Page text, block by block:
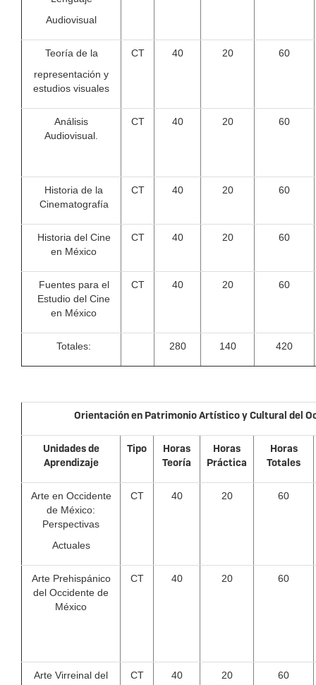
Audiovisual
Teoría de la
representación y
estudios visuales
CT 40 20 60
Análisis
Audiovisual.
CT 40 20 60
Historia de la
Cinematografía
CT 40 20 60
Historia del Cine
en México
CT 40 20 60
Fuentes para el
Estudio del Cine
en México
CT 40 20 60
Totales: 280 140 420
Orientación en Patrimonio Artístico y Cultural del
Unidades de
Aprendizaje
Tipo
Horas
Teoría
Horas
Práctica
Horas
Totales
Arte en Occidente
de México:
Perspectivas
Actuales
CT 40 20 60
Arte Prehispánico
del Occidente de
México
CT 40 20 60
Arte Virreinal del CT 40 20 60